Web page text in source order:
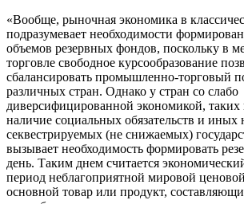
«Вообще, рыночная экономика в
подразумевает необходимости
объемов резервных фондов, поскольку в
торговле свободное курсообразование
сбалансировать промышленно-торговый
различных стран. Однако у стран со слабо
диверсифицированной экономикой, таких
наличие социальных обязательств и иных
секвестрируемых (не снижаемых)
вызывает необходимость формировать
день. Таким днем считается
период неблагоприятной мировой
основной товар или продукт,